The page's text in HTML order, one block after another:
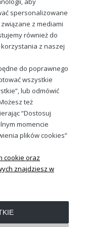
dlatego
z łatwością
tworzy
lekkości, a
w bardziej
damska z
z bluzą lub
outfitu, w którym
jestdamska
przyciąga wzrok,
koszulki robocze
jak tylko ci się
koszulka
spersonalizowane
z mediami
również do
z naszej
do poprawnego
wszystkie
lub odmówić
też
“Dostosuj
momencie
plików cookies”
cookie oraz
znajdziesz w